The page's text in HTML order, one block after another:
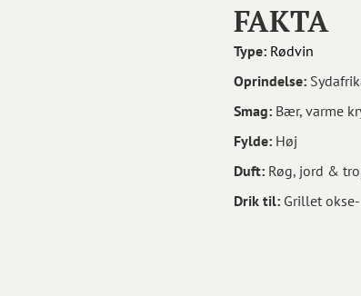
FAKTA
Type: Rødvin
Oprindelse:
Smag: Bær, varme
Fylde: Høj
Duft: Røg, jord &
Drik til: Grillet